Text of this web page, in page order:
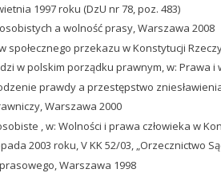
1997 roku (DzU nr 78, poz. 483)
a wolność prasy, Warszawa 2008
społecznego przekazu w Konstytucji
w polskim porządku prawnym, w: Prawa
prawdy a przestępstwo
Warszawa 2000
, w: Wolności i prawa człowieka w
2003 roku, V KK 52/03, „Orzecznictwo
Warszawa 1998